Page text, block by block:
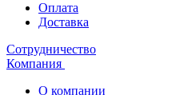
Оплата
Доставка
Сотрудничество
Компания
О компании